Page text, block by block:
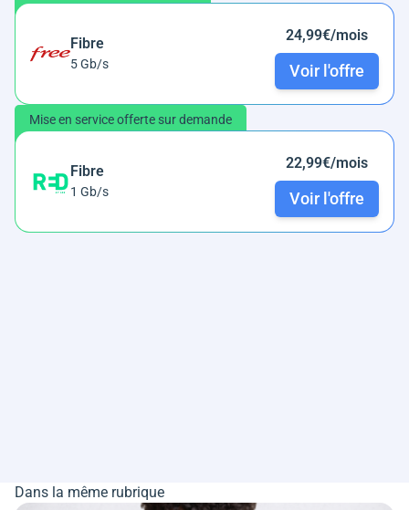
Fibre
5 Gb/s
24,99€/mois
Voir l'offre
Mise en service offerte sur demande
Fibre
1 Gb/s
22,99€/mois
Voir l'offre
Dans la même rubrique